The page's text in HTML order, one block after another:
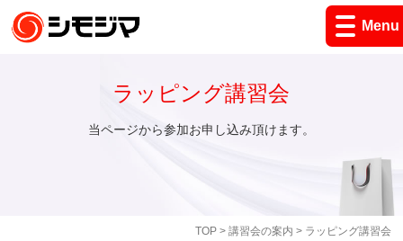
Menu
TOP> 講習会の案内 > ラッピング講習会
ラッピング講習会
当ページから参加お申し込み頂けます。